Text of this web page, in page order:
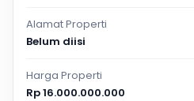
Alamat Properti
Belum diisi
Harga Properti
Rp 16.000.000.000